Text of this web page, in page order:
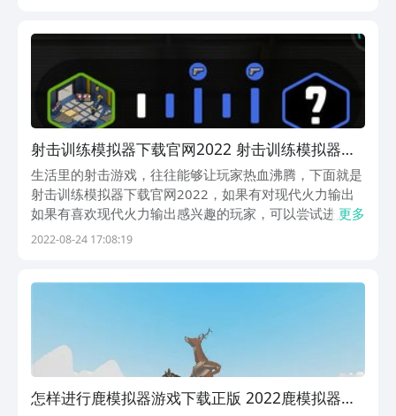
射击训练模拟器下载官网2022 射击训练模拟器下
载攻略
生活里的射击游戏，往往能够让玩家热血沸腾，下面就是
射击训练模拟器下载官网2022，如果有对现代火力输出
如果有喜欢现代火力输出感兴趣的玩家，可以尝试进入这
款游戏练习自己的枪法，感受强大的输出。
更多
2022-08-24 17:08:19
怎样进行鹿模拟器游戏下载正版 2022鹿模拟器游